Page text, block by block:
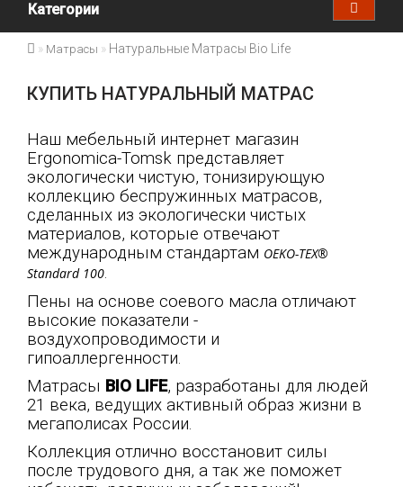
Категории
Матрасы Натуральные Матрасы Bio Life
КУПИТЬ НАТУРАЛЬНЫЙ МАТРАС
Наш мебельный интернет магазин
Ergonomica-Tomsk представляет
экологически чистую, тонизирующую
коллекцию беспружинных матрасов,
сделанных из экологически чистых
материалов, которые отвечают
международным стандартам OEKO-TEX®
Standard 100.
Пены на основе соевого масла отличают
высокие показатели -
воздухопроводимости и
гипоаллергенности.
Матрасы BIO LIFE, разработаны для людей
21 века, ведущих активный образ жизни в
мегаполисах России.
Коллекция отлично восстановит силы
после трудового дня, а так же поможет